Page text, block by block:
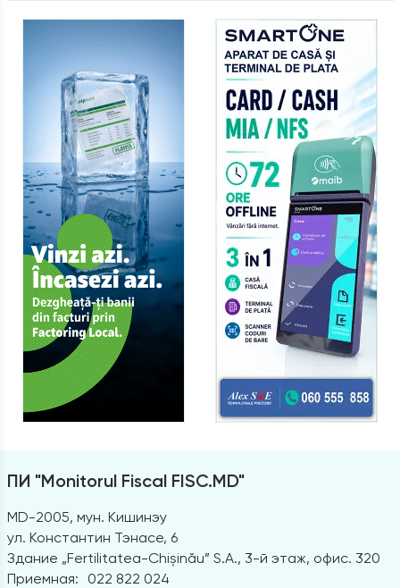
ПИ "Monitorul Fiscal FISC.MD"
MD-2005, мун. Кишинэу
ул. Константин Тэнасе, 6
Здание „Fertilitatea-Chișinău” S.A., 3-й этаж, офис. 320
Приемная:
022 822 024